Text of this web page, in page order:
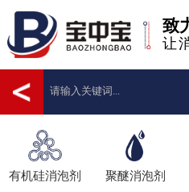
致
让
有机硅消泡剂 聚醚消泡剂